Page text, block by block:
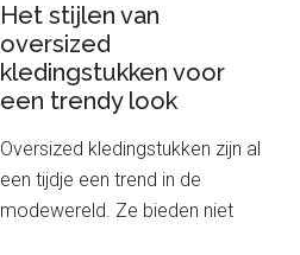
passende
onderkleding
Het stijlen van
oversized
kledingstukken voor
een trendy look
Oversized kledingstukken zijn al
een tijdje een trend in de
modewereld. Ze bieden niet